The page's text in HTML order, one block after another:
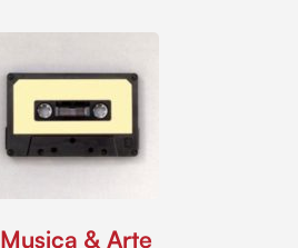
Musica & Arte